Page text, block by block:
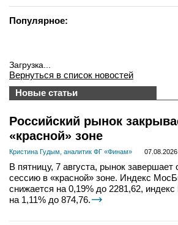
Популярное:
Загрузка...
Вернуться в список новостей
Новые статьи
Российский рынок
«красной» зоне
Кристина Гудым, аналитик ФГ «Финам»
В пятницу, 7 августа, рынок завершает
сессию в «красной» зоне. Индекс
снижается на 0,19% до 2281,62,
на 1,11% до 874,76.